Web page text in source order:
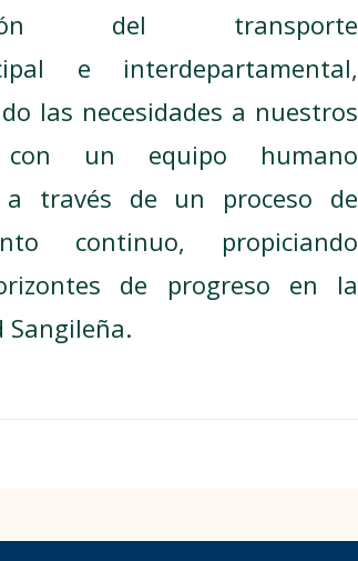
del transporte
e interdepartamental,
las necesidades a nuestros
con un equipo humano
a través de un proceso de
continuo, propiciando
de progreso en la
Sangileña.